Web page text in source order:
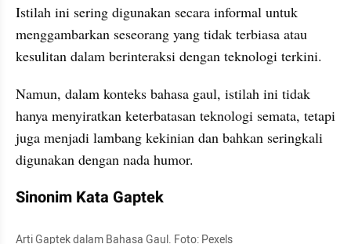
Istilah ini sering digunakan secara informal untuk
menggambarkan seseorang yang tidak terbiasa atau
kesulitan dalam berinteraksi dengan teknologi terkini.
Namun, dalam konteks bahasa gaul, istilah ini tidak
hanya menyiratkan keterbatasan teknologi semata, tetapi
juga menjadi lambang kekinian dan bahkan seringkali
digunakan dengan nada humor.
Sinonim Kata Gaptek
Arti Gaptek dalam Bahasa Gaul. Foto: Pexels